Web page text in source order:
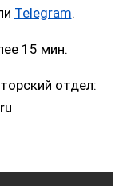
Telegram.
15 мин.
отдел: